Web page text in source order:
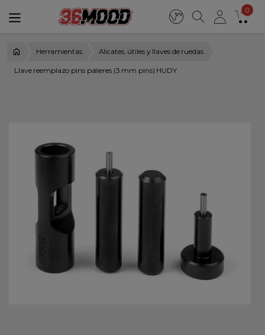
0
Herramientas Alicates, útiles y llaves de ruedas
Llave reemplazo pins palieres (3 mm pins) HUDY